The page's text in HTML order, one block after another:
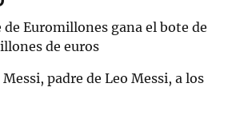
Euromillones gana el bote de
de euros
Messi, padre de Leo Messi, a los